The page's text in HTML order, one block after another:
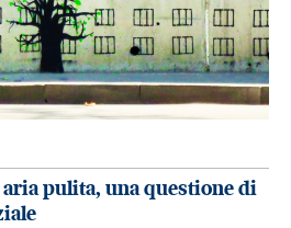
pulita, una questione di